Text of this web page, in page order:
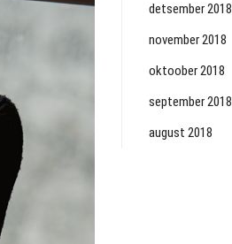
detsember 2018
november 2018
oktoober 2018
september 2018
august 2018